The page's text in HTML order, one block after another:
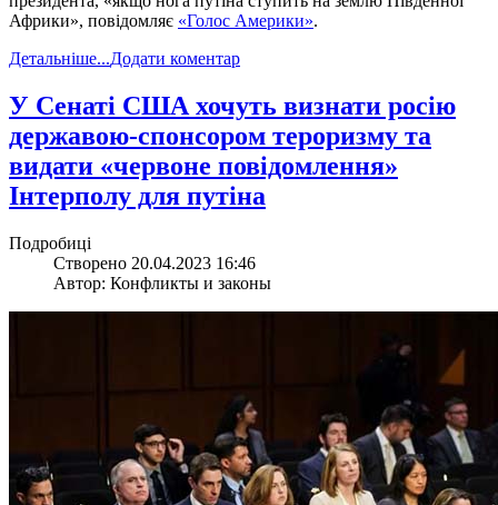
Африки», повідомляє «Голос Америки».
Детальніше...Додати коментар
​У Сенаті США хочуть визнати росію
державою-спонсором тероризму та
видати «червоне повідомлення»
Інтерполу для путіна
Подробиці
Створено 20.04.2023 16:46
Автор: Конфликты и законы